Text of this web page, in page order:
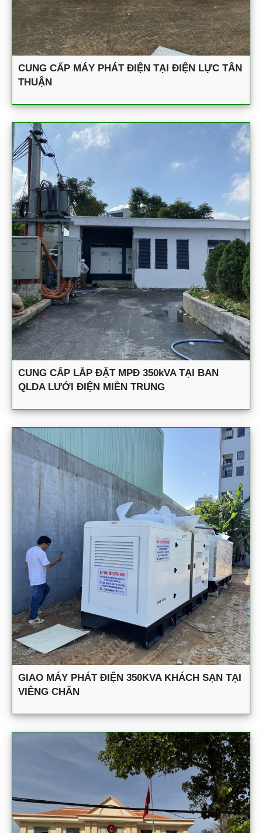
CUNG CẤP MÁY PHÁT ĐIỆN TẠI ĐIỆN LỰC TÂN
THUẬN
CUNG CẤP LẮP ĐẶT MPĐ 350kVA TẠI BAN
QLDA LƯỚI ĐIỆN MIỀN TRUNG
GIAO MÁY PHÁT ĐIỆN 350KVA KHÁCH SẠN TẠI
VIÊNG CHĂN